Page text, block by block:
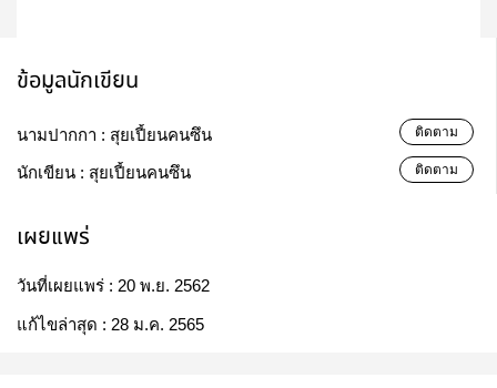
ข้อมูลนักเขียน
นามปากกา : สุยเปี้ยนคนซึน ติดตาม
นักเขียน : สุยเปี้ยนคนซึน ติดตาม
เผยแพร่
วันที่เผยแพร่ : 20 พ.ย. 2562
แก้ไขล่าสุด : 28 ม.ค. 2565